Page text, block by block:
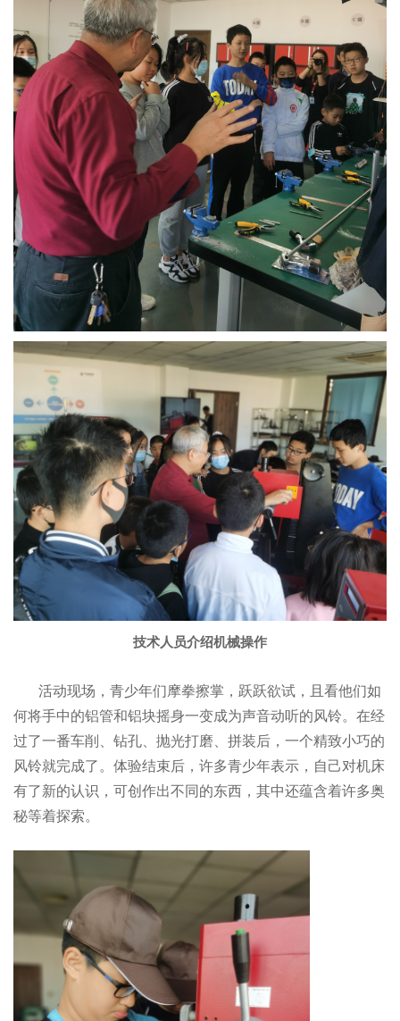
技术人员介绍机械操作
活动现场，青少年们摩拳擦掌，跃跃欲试，且看他们如
何将手中的铝管和铝块摇身一变成为声音动听的风铃。在经
过了一番车削、钻孔、抛光打磨、拼装后，一个精致小巧的
风铃就完成了。体验结束后，许多青少年表示，自己对机床
有了新的认识，可创作出不同的东西，其中还蕴含着许多奥
秘等着探索。